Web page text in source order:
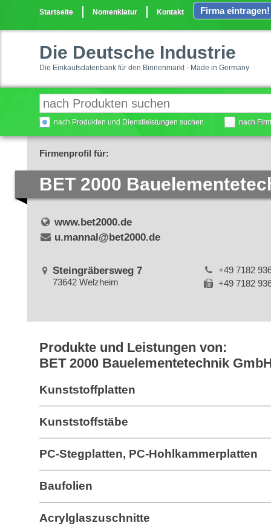
Startseite Nomenklatur Kontakt Firma eintragen!
Die Deutsche Industrie
Die Einkaufsdatenbank für den Binnenmarkt - Made in Germany
nach Produkten und Dienstleistungen suchen nach
Firmenprofil für:
BET 2000
www.bet2000.de
u.mannal@bet2000.de
Steingräbersweg 7
73642 Welzheim
+49 7182
+49 7182
Produkte und Leistungen von:
BET 2000 Bauelementetechnik
Kunststoffplatten
Kunststoffstäbe
PC-Stegplatten, PC-Hohlkammerplatten
Baufolien
Acrylglaszuschnitte